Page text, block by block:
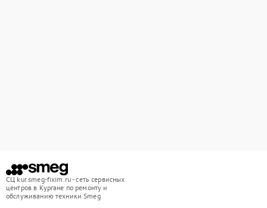
СЦ kur.smeg-fixim.ru - сеть сервисных
центров в Кургане по ремонту и
обслуживанию техники Smeg